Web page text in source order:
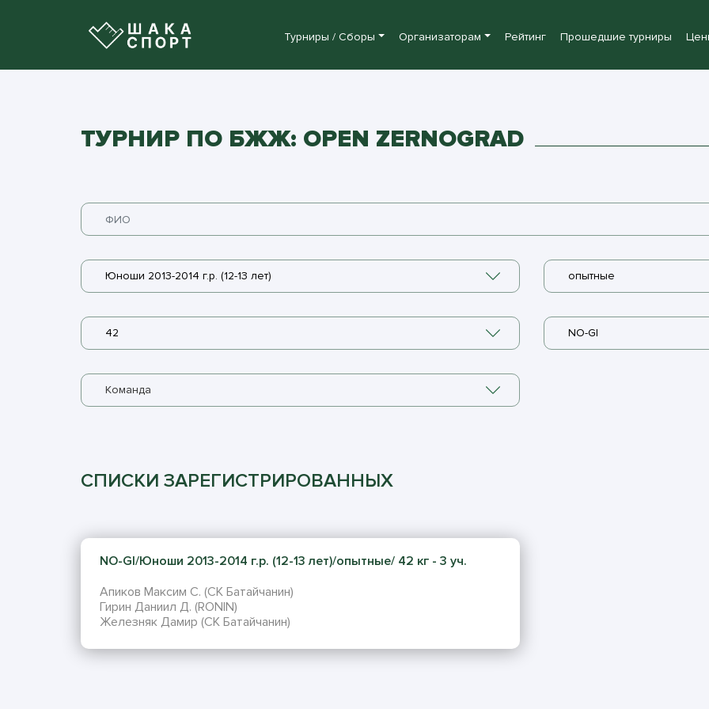
Турниры / Сборы Организаторам Рейтинг Прошедшие турниры
ТУРНИР ПО БЖЖ: OPEN ZERNOGRAD
Юноши 2013-2014 г.р. (12-13 лет) опытные
42 NO-GI
Команда
СПИСКИ ЗАРЕГИСТРИРОВАННЫХ
NO-GI/Юноши 2013-2014 г.р. (12-13 лет)/опытные/ 42 кг - 3 уч.
Апиков Максим С. (СК Батайчанин)
Гирин Даниил Д. (RONIN)
Железняк Дамир (СК Батайчанин)